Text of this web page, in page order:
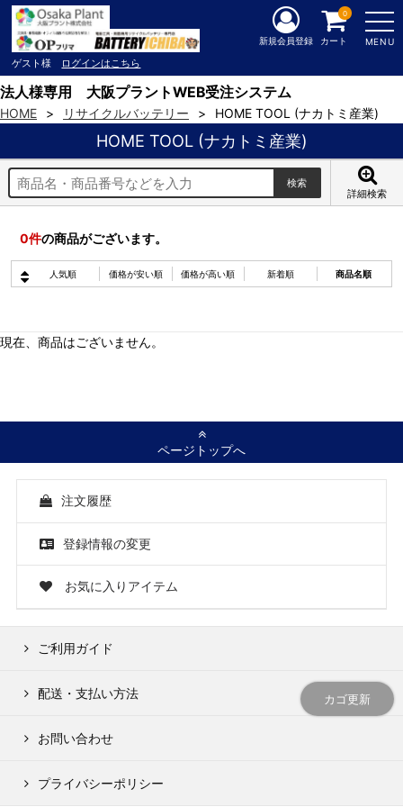
法人様専用 大阪プラントWEB受注システム
ゲスト様 ログインはこちら
MENU
新規会員登録 カート
0
HOME リサイクルバッテリー HOME TOOL (ナカトミ産業)
HOME TOOL (ナカトミ産業)
詳細検索
0件の商品がございます。
人気順 価格が安い順 価格が高い順 新着順 商品名順
現在、商品はございません。
カゴ更新
ページトップへ
注文履歴
登録情報の変更
お気に入りアイテム
ご利用ガイド
配送・支払い方法
お問い合わせ
プライバシーポリシー